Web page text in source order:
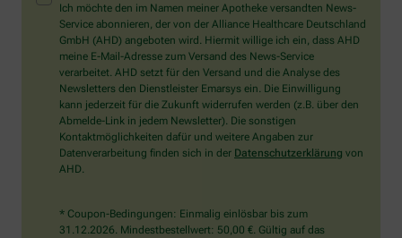
Mensch?
Dann
wählen
Sie
bitte
den
LKW.
Ich möchte den im Namen meiner Apotheke versandten News-
Service abonnieren, der von der Alliance Healthcare Deutschland
GmbH (AHD) angeboten wird. Hiermit willige ich ein, dass AHD
meine E-Mail-Adresse zum Versand des News-Service
verarbeitet. AHD setzt für den Versand und die Analyse des
Newsletters den Dienstleister Emarsys ein. Die Einwilligung
kann jederzeit für die Zukunft widerrufen werden (z.B. über den
Abmelde-Link in jedem Newsletter). Die sonstigen
Kontaktmöglichkeiten dafür und weitere Angaben zur
Datenverarbeitung finden sich in der Datenschutzerklärung von
AHD.
* Coupon-Bedingungen: Einmalig einlösbar bis zum
31.12.2026. Mindestbestellwert: 50,00 €. Gültig auf das